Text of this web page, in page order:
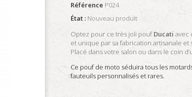
Référence P024
État : Nouveau produit
Optez pour ce très joli poufDucati avec
et unique par sa fabrication artisanale et
Placé dans votre salon ou dans le coin
Ce pouf de moto séduira tous les
fauteuils personnalisés et rares.